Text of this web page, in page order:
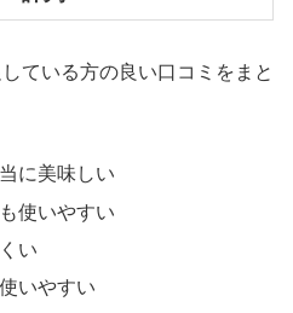
ている方の良い口コミをまと
に美味しい
使いやすい
い
いやすい